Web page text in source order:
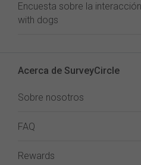
Encuesta sobre la
with dogs
Acerca de SurveyCircle
Sobre nosotros
FAQ
Rewards